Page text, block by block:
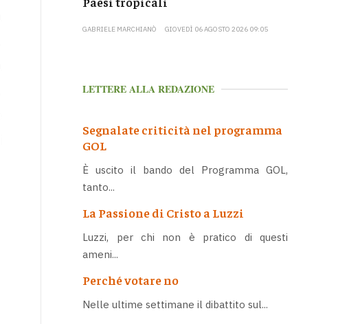
GABRIELE MARCHIANÒ GIOVEDÌ 06 AGOSTO 2026 09:05
LETTERE ALLA REDAZIONE
Segnalate criticità nel programma
GOL
È uscito il bando del Programma GOL,
tanto...
La Passione di Cristo a Luzzi
Luzzi, per chi non è pratico di questi
ameni...
Perché votare no
Nelle ultime settimane il dibattito sul...